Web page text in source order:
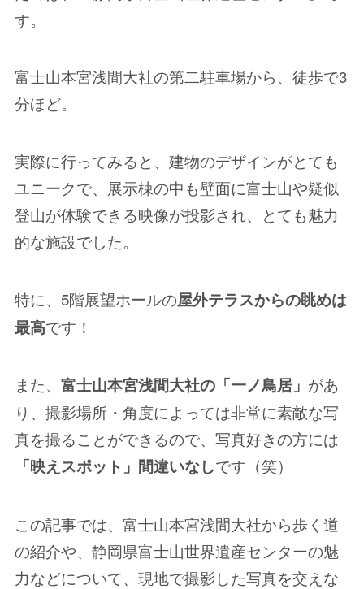
す。
富士山本宮浅間大社の第二駐車場から、徒歩で3
分ほど。
実際に行ってみると、建物のデザインがとても
ユニークで、展示棟の中も壁面に富士山や疑似
登山が体験できる映像が投影され、とても魅力
的な施設でした。
特に、5階展望ホールの屋外テラスからの眺めは
最高です！
また、 富士山本宮浅間大社の「一ノ鳥居」 があ
り、撮影場所・角度によっては非常に素敵な写
真を撮ることができるので、写真好きの方には
「映えスポット」間違いなしです（笑）
この記事では、富士山本宮浅間大社から歩く道
の紹介や、静岡県富士山世界遺産センターの魅
力などについて、現地で撮影した写真を交えな